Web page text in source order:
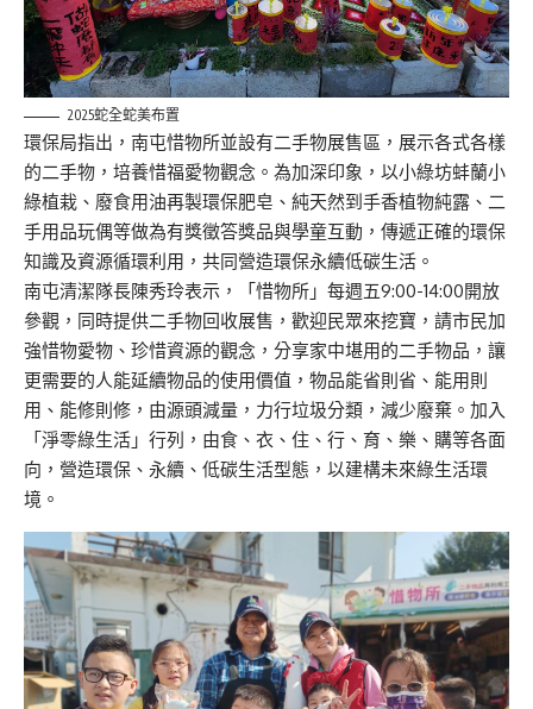
2025蛇全蛇美布置
環保局指出，南屯惜物所並設有二手物展售區，展示各式各樣
的二手物，培養惜福愛物觀念。為加深印象，以小綠坊蚌蘭小
綠植栽、廢食用油再製環保肥皂、純天然到手香植物純露、二
手用品玩偶等做為有獎徵答獎品與學童互動，傳遞正確的環保
知識及資源循環利用，共同營造環保永續低碳生活。
南屯清潔隊長陳秀玲表示，「惜物所」每週五9:00-14:00開放
參觀，同時提供二手物回收展售，歡迎民眾來挖寶，請市民加
強惜物愛物、珍惜資源的觀念，分享家中堪用的二手物品，讓
更需要的人能延續物品的使用價值，物品能省則省、能用則
用、能修則修，由源頭減量，力行垃圾分類，減少廢棄。加入
「淨零綠生活」行列，由食、衣、住、行、育、樂、購等各面
向，營造環保、永續、低碳生活型態，以建構未來綠生活環
境。